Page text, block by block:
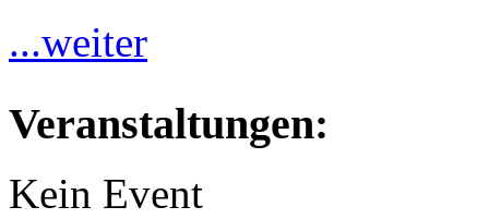
...weiter
Veranstaltungen:
Kein Event